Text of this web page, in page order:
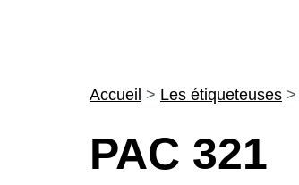
Accueil > Les étiqueteuses >
PAC 321